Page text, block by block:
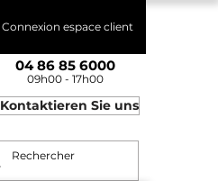
04 86 85 6000
09h00 - 17h00
Kontaktieren Sie uns
Connexion espace client